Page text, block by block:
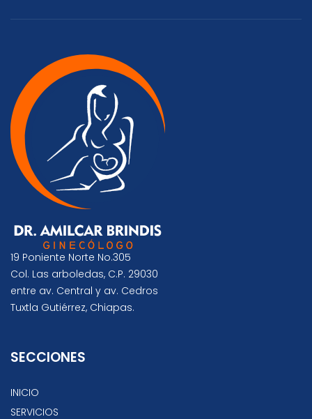
19 Poniente Norte No.305
Col. Las arboledas, C.P. 29030
entre av. Central y av. Cedros
Tuxtla Gutiérrez, Chiapas.
SECCIONES
INICIO
SERVICIOS